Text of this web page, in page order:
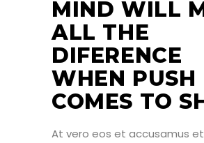
MIND WILL
ALL THE
DIFERENCE
WHEN PUSH
COMES TO
At vero eos et accusamus